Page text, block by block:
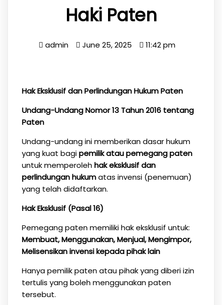
Haki Paten
admin June 25, 2025 11:42 pm
Hak Eksklusif dan Perlindungan Hukum Paten
Undang-Undang Nomor 13 Tahun 2016 tentang
Paten
Undang-undang ini memberikan dasar hukum
yang kuat bagipemilik atau pemegang paten
untuk memperolehhak eksklusif dan
perlindungan hukumatas invensi (penemuan)
yang telah didaftarkan.
Hak Eksklusif (Pasal 16)
Pemegang paten memiliki hak eksklusif untuk:
Membuat, Menggunakan, Menjual, Mengimpor,
Melisensikan invensi kepada pihak lain
Hanya pemilik paten atau pihak yang diberi izin
tertulis yang boleh menggunakan paten
tersebut.